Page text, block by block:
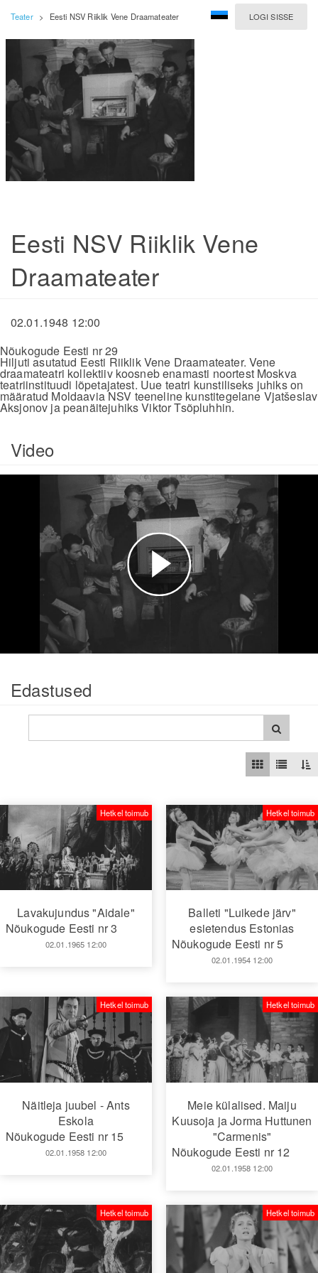
LOGI SISSE
Teater > Eesti NSV Riiklik Vene Draamateater
Eesti NSV Riiklik Vene
Draamateater
02.01.1948 12:00
Nõukogude Eesti nr 29
Hiljuti asutatud Eesti Riiklik Vene Draamateater. Vene
draamateatri kollektiiv koosneb enamasti noortest Moskva
teatriinstituudi lõpetajatest. Uue teatri kunstiliseks juhiks on
määratud Moldaavia NSV teeneline kunstitegelane Vjatšeslav
Aksjonov ja peanäitejuhiks Viktor Tsõpluhhin.
Video
Esita
video
Edastused
Lavakujundus "Aidale"
Nõukogude Eesti nr 3
02.01.1965 12:00
Hetkel toimub
Balleti "Luikede järv"
esietendus Estonias
Nõukogude Eesti nr 5
02.01.1954 12:00
Hetkel toimub
Näitleja juubel - Ants
Eskola
Nõukogude Eesti nr 15
02.01.1958 12:00
Hetkel toimub
Meie külalised. Maiju
Kuusoja ja Jorma Huttunen
"Carmenis"
Nõukogude Eesti nr 12
02.01.1958 12:00
Hetkel toimub
Hetkel toimub Hetkel toimub